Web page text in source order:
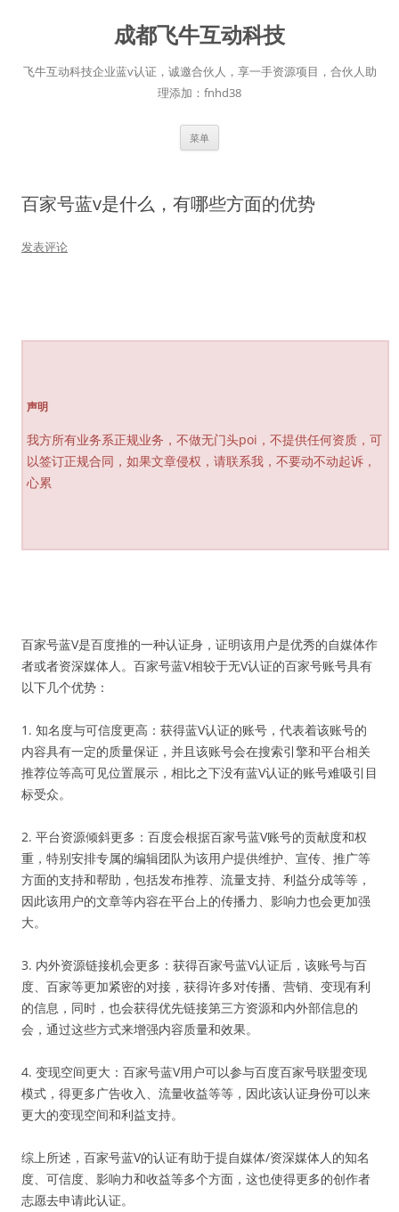
成都飞牛互动科技
飞牛互动科技企业蓝v认证，诚邀合伙人，享一手资源项目，合伙人助
理添加：fnhd38
菜单
百家号蓝v是什么，有哪些方面的优势
发表评论
声明
我方所有业务系正规业务，不做无门头poi，不提供任何资质，可
以签订正规合同，如果文章侵权，请联系我，不要动不动起诉，
心累
百家号蓝V是百度推的一种认证身，证明该用户是优秀的自媒体作
者或者资深媒体人。百家号蓝V相较于无V认证的百家号账号具有
以下几个优势：
1. 知名度与可信度更高：获得蓝V认证的账号，代表着该账号的
内容具有一定的质量保证，并且该账号会在搜索引擎和平台相关
推荐位等高可见位置展示，相比之下没有蓝V认证的账号难吸引目
标受众。
2. 平台资源倾斜更多：百度会根据百家号蓝V账号的贡献度和权
重，特别安排专属的编辑团队为该用户提供维护、宣传、推广等
方面的支持和帮助，包括发布推荐、流量支持、利益分成等等，
因此该用户的文章等内容在平台上的传播力、影响力也会更加强
大。
3. 内外资源链接机会更多：获得百家号蓝V认证后，该账号与百
度、百家等更加紧密的对接，获得许多对传播、营销、变现有利
的信息，同时，也会获得优先链接第三方资源和内外部信息的
会，通过这些方式来增强内容质量和效果。
4. 变现空间更大：百家号蓝V用户可以参与百度百家号联盟变现
模式，得更多广告收入、流量收益等等，因此该认证身份可以来
更大的变现空间和利益支持。
综上所述，百家号蓝V的认证有助于提自媒体/资深媒体人的知名
度、可信度、影响力和收益等多个方面，这也使得更多的创作者
志愿去申请此认证。